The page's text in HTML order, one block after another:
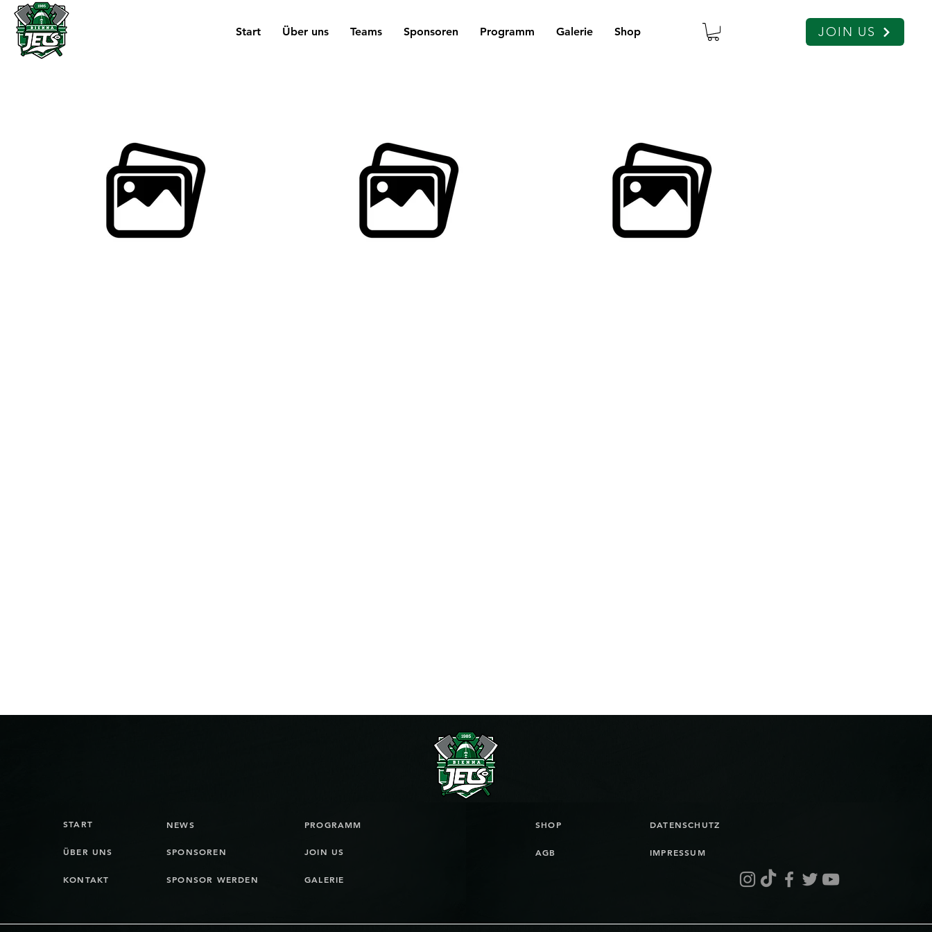
Start Über uns Teams Sponsoren Programm Galerie Shop JOIN US
START
ÜBER UNS
KONTAKT
SPONSOREN
NEWS
SPONSOR WERDEN
JOIN US
PROGRAMM
GALERIE
SHOP
AGB
DATENSCHUTZ
IMPRESSUM